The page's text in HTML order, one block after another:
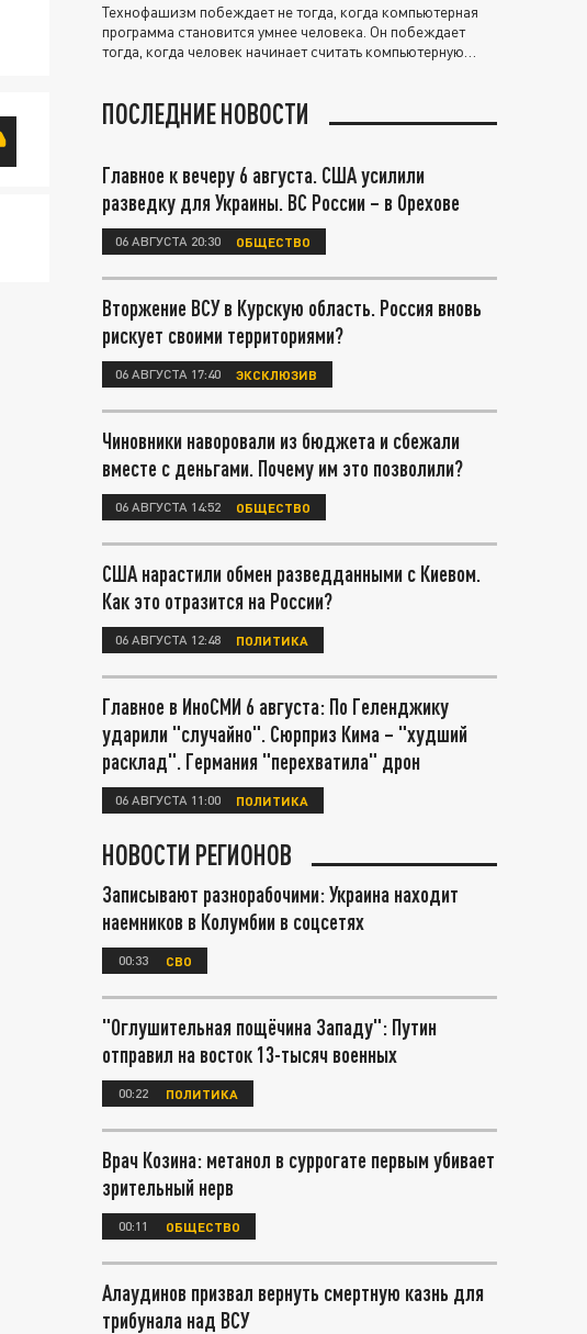
Технофашизм побеждает не тогда, когда компьютерная
программа становится умнее человека. Он побеждает
тогда, когда человек начинает считать компьютерную
ПОСЛЕДНИЕ НОВОСТИ
Главное к вечеру 6 августа. США усилили
разведку для Украины. ВС России – в Орехове
06 АВГУСТА 20:30 ОБЩЕСТВО
Вторжение ВСУ в Курскую область. Россия вновь
рискует своими территориями?
06 АВГУСТА 17:40 ЭКСКЛЮЗИВ
Чиновники наворовали из бюджета и сбежали
вместе с деньгами. Почему им это позволили?
06 АВГУСТА 14:52 ОБЩЕСТВО
США нарастили обмен разведданными с Киевом.
Как это отразится на России?
06 АВГУСТА 12:48 ПОЛИТИКА
Главное в ИноСМИ 6 августа: По Геленджику
ударили "случайно". Сюрприз Кима – "худший
расклад". Германия "перехватила" дрон
06 АВГУСТА 11:00 ПОЛИТИКА
НОВОСТИ РЕГИОНОВ
Записывают разнорабочими: Украина находит
наемников в Колумбии в соцсетях
00:33 СВО
"Оглушительная пощёчина Западу": Путин
отправил на восток 13-тысяч военных
00:22 ПОЛИТИКА
Врач Козина: метанол в суррогате первым убивает
зрительный нерв
00:11 ОБЩЕСТВО
Алаудинов призвал вернуть смертную казнь для
трибунала над ВСУ